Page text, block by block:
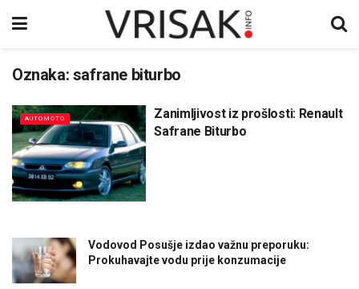
Oznaka: safrane biturbo
AUTOMOTO
Zanimljivost iz prošlosti: Renault
Safrane Biturbo
Vodovod Posušje izdao važnu preporuku:
Prokuhavajte vodu prije konzumacije